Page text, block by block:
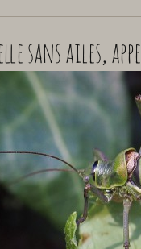
sans ailes,